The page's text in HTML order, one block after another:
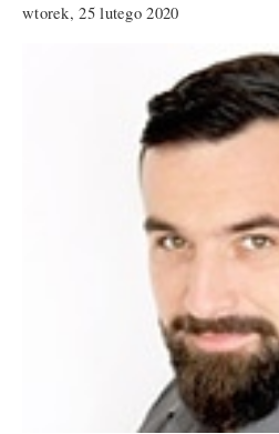
wtorek, 25 lutego 2020